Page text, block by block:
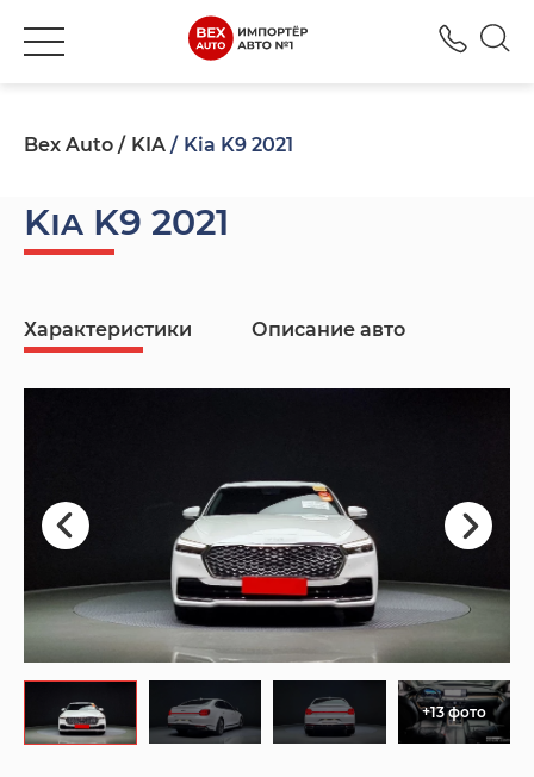
Bex Auto KIA Kia K9 2021
Kia K9 2021
Характеристики Описание авто
+13 фото